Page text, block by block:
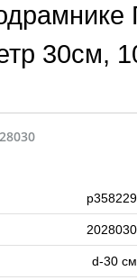
30см,
р358229
2028030
d-30 см